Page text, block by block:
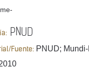
PNUD
Fuente: PNUD;